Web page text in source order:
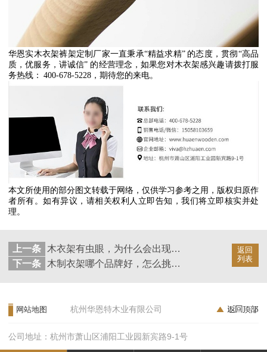
华恩实木衣架裤架定制厂家一直秉承“精益求精” 的态度，贯彻“高品
质，优服务，讲诚信” 的经营理念，如果您对木衣架感兴趣请拨打服
务热线： 400-678-5228 ，期待您的来电。
本文所使用的部分图文转载于网络，仅供学习参考之用，版权归原作
者所有。如有异议，请相关权利人立即告知，我们将立即核实并处
理。
返回
列表
上一条
木衣架有虫眼，为什么会出现虫眼？【华恩衣架】
下一条
木制衣架哪个品牌好，怎么挑选【华恩衣架】
网站地图 杭州华恩特木业有限公司
公司地址：杭州市萧山区浦阳工业园新宾路9-1号